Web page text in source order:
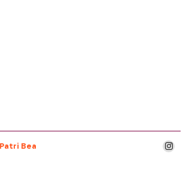
Patri Bea